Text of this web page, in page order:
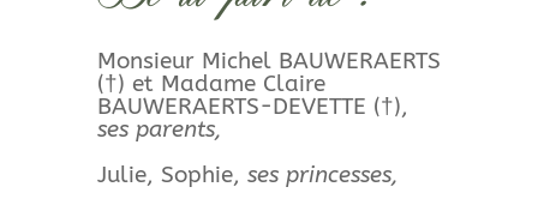
Monsieur Michel BAUWERAERTS
(†) et Madame Claire
BAUWERAERTS-DEVETTE (†),
ses parents,
Julie, Sophie, ses princesses,